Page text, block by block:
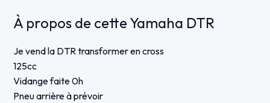
À propos de cette Yamaha DTR
Je vend la DTR transformer en cross
125cc
Vidange faite 0h
Pneu arrière à prévoir